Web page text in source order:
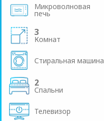
Микроволновая
печь
3
Комнат
Стиральная машина
2
Спальни
Телевизор